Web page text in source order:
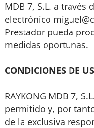
MDB 7, S.L. a través
electrónico
Prestador pueda
medidas oportunas.
CONDICIONES DE
RAYKONG MDB 7,
permitido y, por
de la exclusiva